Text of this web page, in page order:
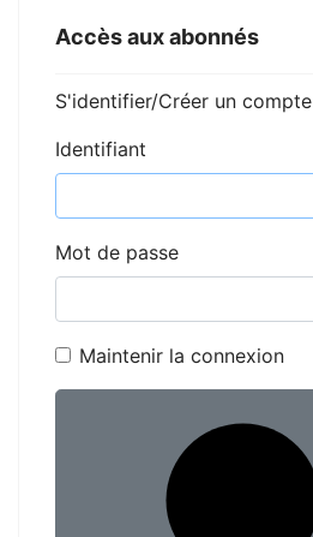
Accès aux abonnés
S'identifier/Créer un compte
Identifiant
Mot de passe
Maintenir la connexion